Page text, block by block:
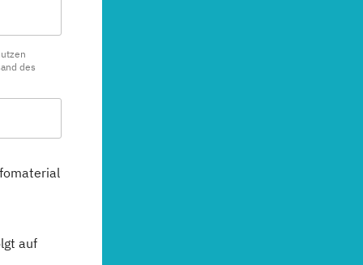
des
auf